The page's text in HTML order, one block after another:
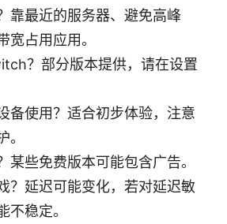
靠最近的服务器、避免高峰
宽占用应用。
？部分版本提供，请在设置
备使用？适合初步体验，注意
。
某些免费版本可能包含广告。
？延迟可能变化，若对延迟敏
不稳定。